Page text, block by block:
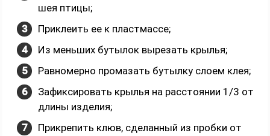
шея птицы;
Приклеить ее к пластмассе;
Из меньших бутылок вырезать крылья;
Равномерно промазать бутылку слоем клея;
Зафиксировать крылья на расстоянии 1/3 от
длины изделия;
Прикрепить клюв, сделанный из пробки от